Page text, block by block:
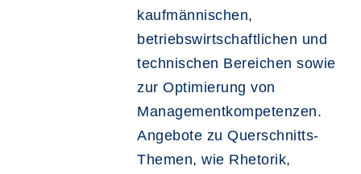
kaufmännischen,
betriebswirtschaftlichen und
technischen Bereichen sowie
zur Optimierung von
Managementkompetenzen.
Angebote zu Querschnitts-
Themen, wie Rhetorik,